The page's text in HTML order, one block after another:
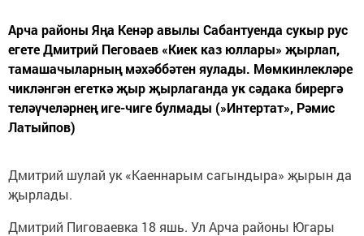
Арча районы Яңа Кенәр авылы Сабантуенда сукыр рус
егете Дмитрий Пеговаев «Киек каз юллары» җырлап,
тамашачыларның мәхәббәтен яулады. Мөмкинлекләре
чикләнгән егеткә җыр җырлаганда ук сәдака бирергә
теләүчеләрнең иге-чиге булмады (»Интертат», Рәмис
Латыйпов)
Дмитрий шулай ук «Каеннарым сагындыра» җырын да
җырлады.
Дмитрий Пиговаевка 18 яшь. Ул Арча районы Югары